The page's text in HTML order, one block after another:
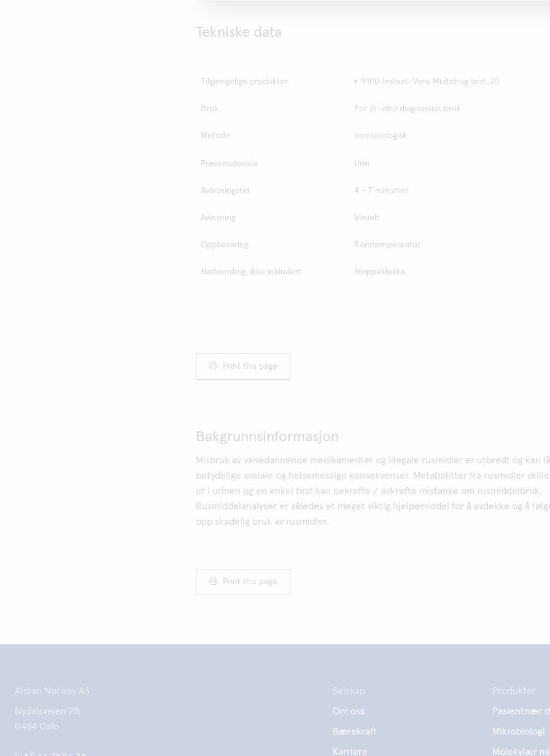
Tekniske data
Tilgjengelige produkter 9100 Instant-View Multidrug test, 20
Bruk For in-vitrodiagnostisk bruk
Metode Immunologisk
Prøvemateriale Urin
Avlesningstid 4 - 7 minutter
Avlesning Visuelt
Oppbevaring Romtempereatur
Nødvending, ikke inkludert Stoppeklokke
Print this page
Bakgrunnsinformasjon
Misbruk av vanedannende medikamenter og illegale rusmidler er utbredt og kan få
betydelige sosiale og helsemessige konsekvenser. Metabolitter fra rusmidler
ut i urinen og en enkel test kan bekrefte / avkrefte mistanke om rusmiddelbruk.
Rusmiddelanalyser er således et meget viktig hjelpemiddel for å avdekke og å
opp skadelig bruk av rusmidler.
Print this page
Aidian Norway AS
Nydalsveien 28,
0484 Oslo
Selskap
Om oss
Bærekraft
Karriere
Produkter
Pasientnær
Mikrobiologi
Molekylær